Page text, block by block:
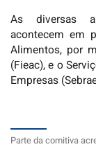
As diversas
acontecem em
Alimentos, por
(Fieac), e o
Empresas
Parte da comitiva